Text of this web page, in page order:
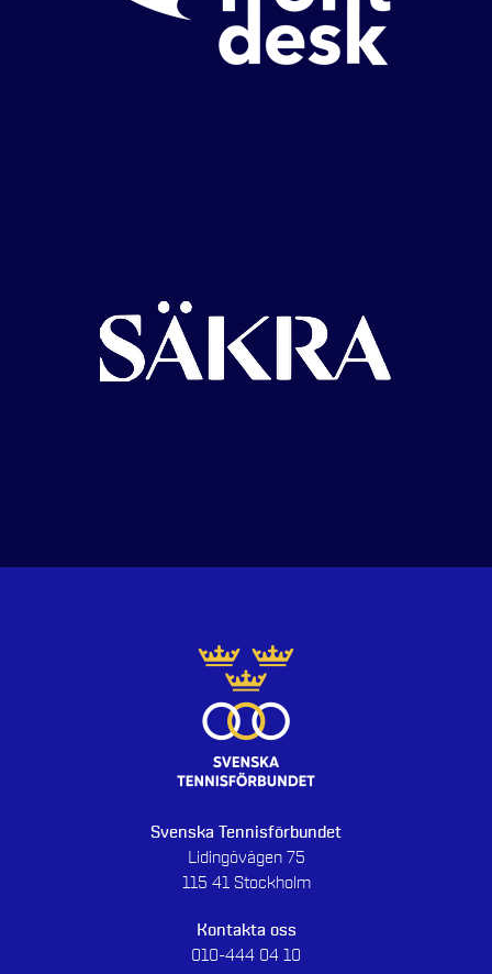
Svenska Tennisförbundet
Lidingövägen 75
115 41 Stockholm
Kontakta oss
010-444 04 10